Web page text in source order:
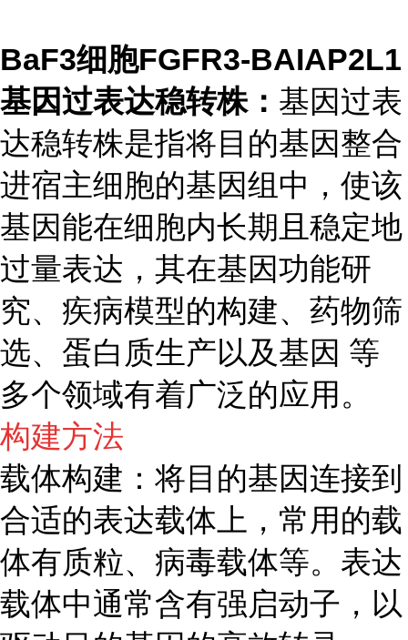
BaF3细胞FGFR3-BAIAP2L1
基因过表达稳转株： 基因过表
达稳转株是指将目的基因整合
进宿主细胞的基因组中，使该
基因能在细胞内长期且稳定地
过量表达，其在基因功能研
究、疾病模型的构建、药物筛
选、蛋白质生产以及基因 等
多个领域有着广泛的应用。
构建方法
载体构建：将目的基因连接到
合适的表达载体上，常用的载
体有质粒、病毒载体等。表达
载体中通常含有强启动子，以